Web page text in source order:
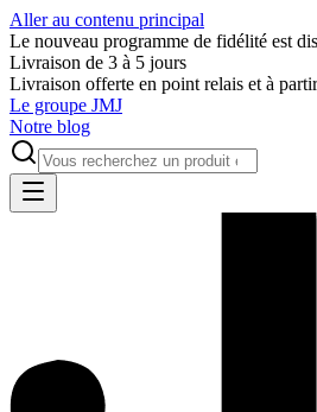
Aller au contenu principal
Le nouveau programme de fidélité est
Livraison de 3 à 5 jours
Livraison offerte en point relais et à
Le groupe JMJ
Notre blog